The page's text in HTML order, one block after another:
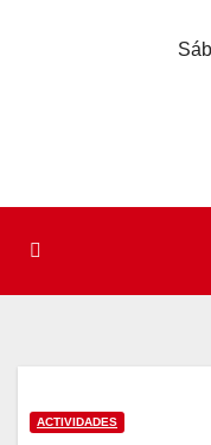
ACTIVIDADES